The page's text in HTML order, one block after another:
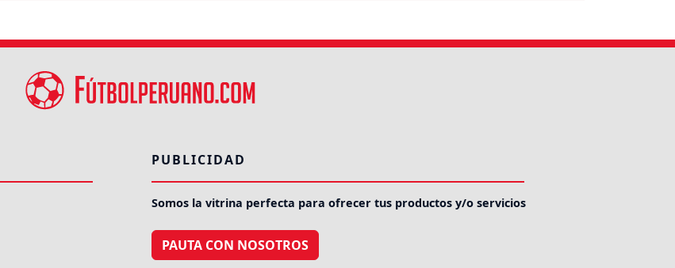
PUBLICIDAD
Somos la vitrina perfecta para ofrecer tus productos y/o servicios
PAUTA CON NOSOTROS